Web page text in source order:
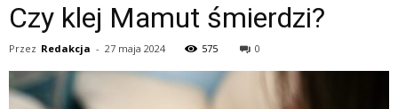
Czy klej Mamut śmierdzi?
Przez Redakcja - 27 maja 2024 575 0